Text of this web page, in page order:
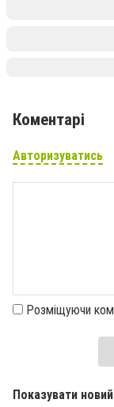
Коментарі
Авторизуватись
Розміщуючи
Показувати